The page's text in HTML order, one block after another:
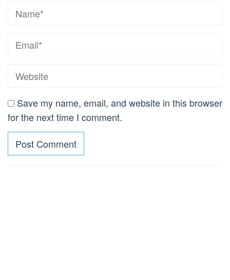
Save my name, email, and website in this browser
for the next time I comment.